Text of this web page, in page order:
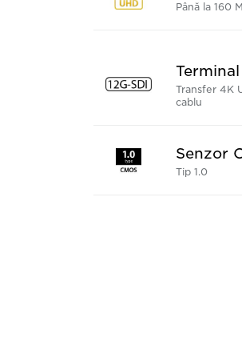
Până la 160
Terminal
Transfer 4K
cablu
Senzor
Tip 1.0